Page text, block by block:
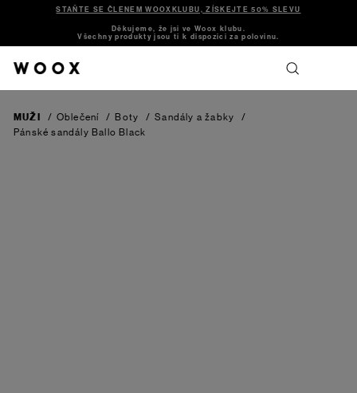
STAŇTE SE ČLENEM WOOXKLUBU, ZÍSKEJTE 50% SLEVU
Děkujeme, že jsi ve Woox klubu.
Všechny produkty jsou ti k dispozici za polovinu.
MUŽI / Oblečení / Boty / Sandály a žabky
/
Pánské sandály Ballo Black